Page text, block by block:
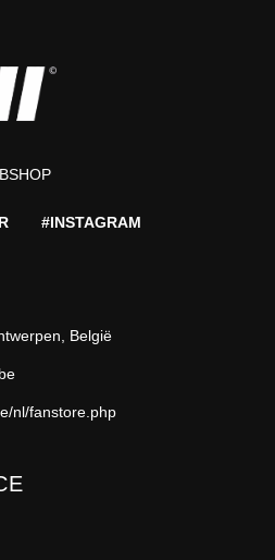
#INSTAGRAM
België
nl/fanstore.php